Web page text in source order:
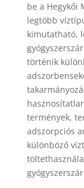
be a Hegykői
legtöbb
kimutatható,
történik
termények,
adszorpciós
különböző